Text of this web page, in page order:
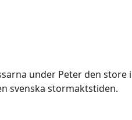
under Peter den store
svenska stormaktstiden.